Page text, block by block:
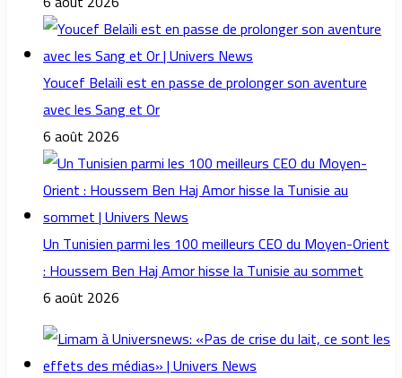
Youcef Belaïli est en passe de prolonger son aventure
avec les Sang et Or
6 août 2026
Un Tunisien parmi les 100 meilleurs CEO du Moyen-Orient
: Houssem Ben Haj Amor hisse la Tunisie au sommet
6 août 2026